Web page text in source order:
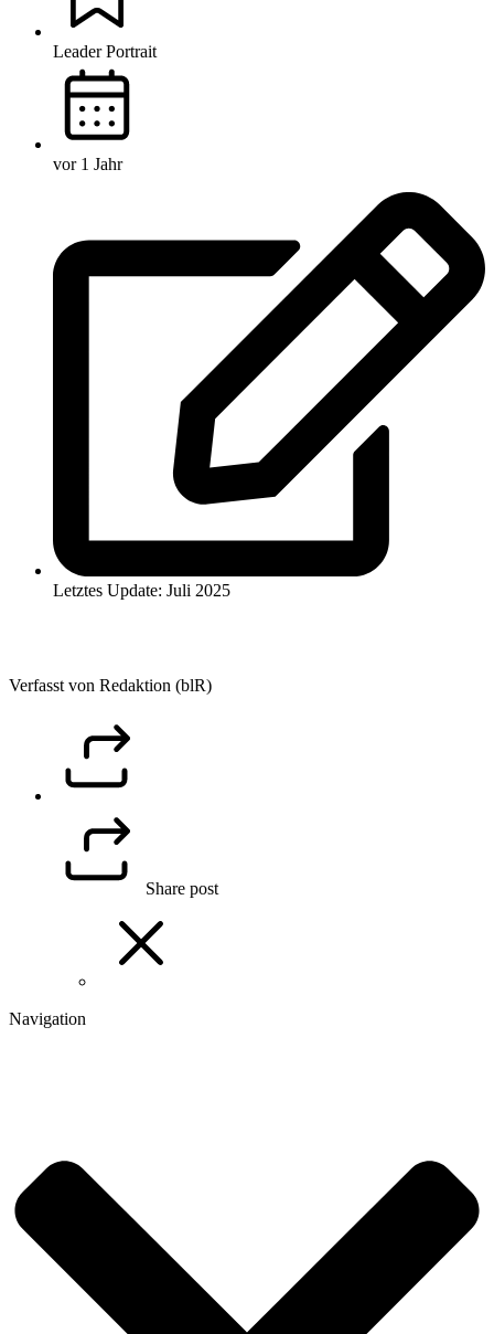
Leader Portrait
vor 1 Jahr
Letztes Update: Juli 2025
Verfasst von Redaktion (blR)
Share post
Navigation